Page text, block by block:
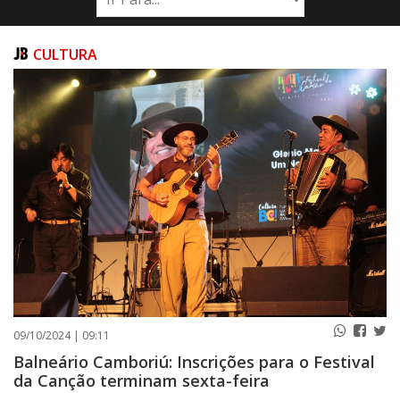
NOTÍCIAS
PUBLICAÇÕES LEGAIS
CONTATO
CULTURA
09/10/2024 | 09:11
Balneário Camboriú: Inscrições para o Festival
da Canção terminam sexta-feira